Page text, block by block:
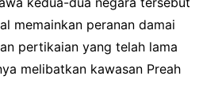
memainkan peranan damai
pertikaian yang telah lama
melibatkan kawasan Preah